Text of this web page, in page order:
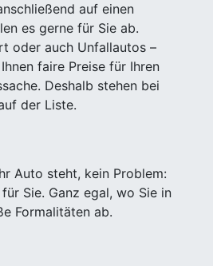
auf einen
es gerne für Sie ab.
oder auch Unfallautos –
faire Preise für Ihren
Deshalb stehen bei
der Liste.
Auto steht, kein Problem:
Sie. Ganz egal, wo Sie in
Formalitäten ab.